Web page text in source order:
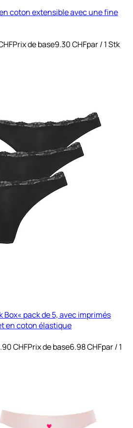
coton extensible avec une fine
Prix de base9.30 CHFpar/ 1 Stk
pack de 5, avec imprimés
en coton élastique
CHFPrix de base6.98 CHFpar/ 1